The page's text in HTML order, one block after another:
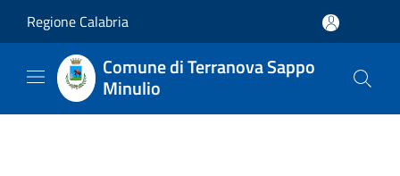
Regione Calabria
Comune di Terranova Sappo
Minulio